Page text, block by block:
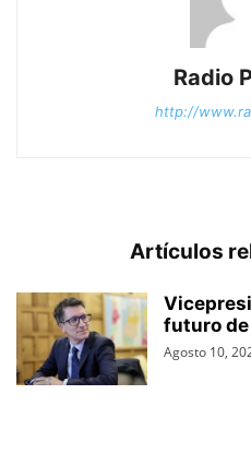
Radio
http://
Artículos
futuro de
Agosto 10,